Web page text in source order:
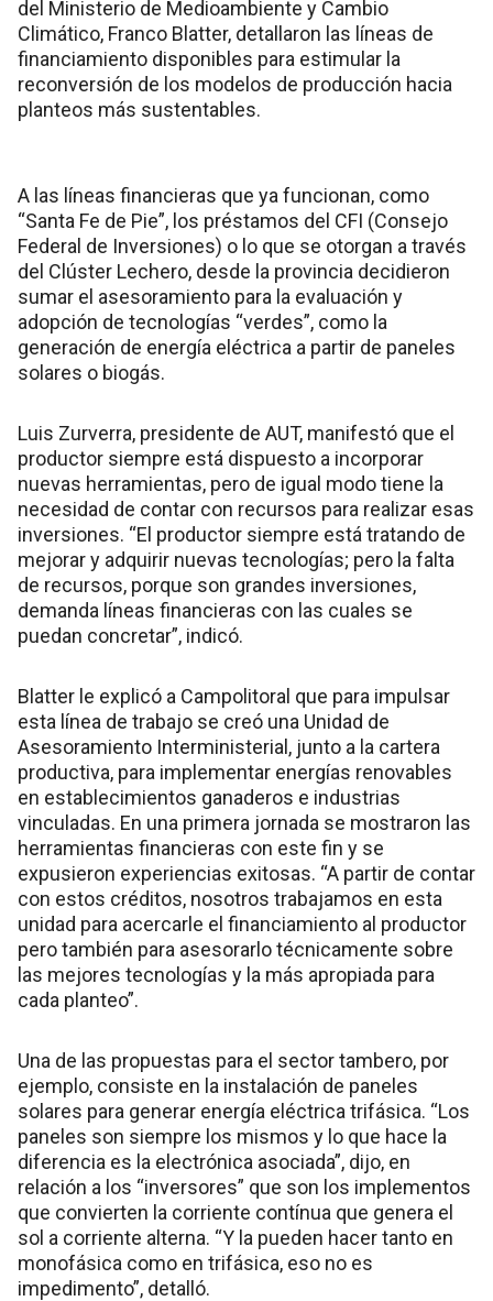
del Ministerio de Medioambiente y Cambio
Climático, Franco Blatter, detallaron las líneas de
financiamiento disponibles para estimular la
reconversión de los modelos de producción hacia
planteos más sustentables.
A las líneas financieras que ya funcionan, como
“Santa Fe de Pie”, los préstamos del CFI (Consejo
Federal de Inversiones) o lo que se otorgan a través
del Clúster Lechero, desde la provincia decidieron
sumar el asesoramiento para la evaluación y
adopción de tecnologías “verdes”, como la
generación de energía eléctrica a partir de paneles
solares o biogás.
Luis Zurverra, presidente de AUT, manifestó que el
productor siempre está dispuesto a incorporar
nuevas herramientas, pero de igual modo tiene la
necesidad de contar con recursos para realizar esas
inversiones. “El productor siempre está tratando de
mejorar y adquirir nuevas tecnologías; pero la falta
de recursos, porque son grandes inversiones,
demanda líneas financieras con las cuales se
puedan concretar”, indicó.
Blatter le explicó a Campolitoral que para impulsar
esta línea de trabajo se creó una Unidad de
Asesoramiento Interministerial, junto a la cartera
productiva, para implementar energías renovables
en establecimientos ganaderos e industrias
vinculadas. En una primera jornada se mostraron las
herramientas financieras con este fin y se
expusieron experiencias exitosas. “A partir de contar
con estos créditos, nosotros trabajamos en esta
unidad para acercarle el financiamiento al productor
pero también para asesorarlo técnicamente sobre
las mejores tecnologías y la más apropiada para
cada planteo”.
Una de las propuestas para el sector tambero, por
ejemplo, consiste en la instalación de paneles
solares para generar energía eléctrica trifásica. “Los
paneles son siempre los mismos y lo que hace la
diferencia es la electrónica asociada”, dijo, en
relación a los “inversores” que son los implementos
que convierten la corriente contínua que genera el
sol a corriente alterna. “Y la pueden hacer tanto en
monofásica como en trifásica, eso no es
impedimento”, detalló.